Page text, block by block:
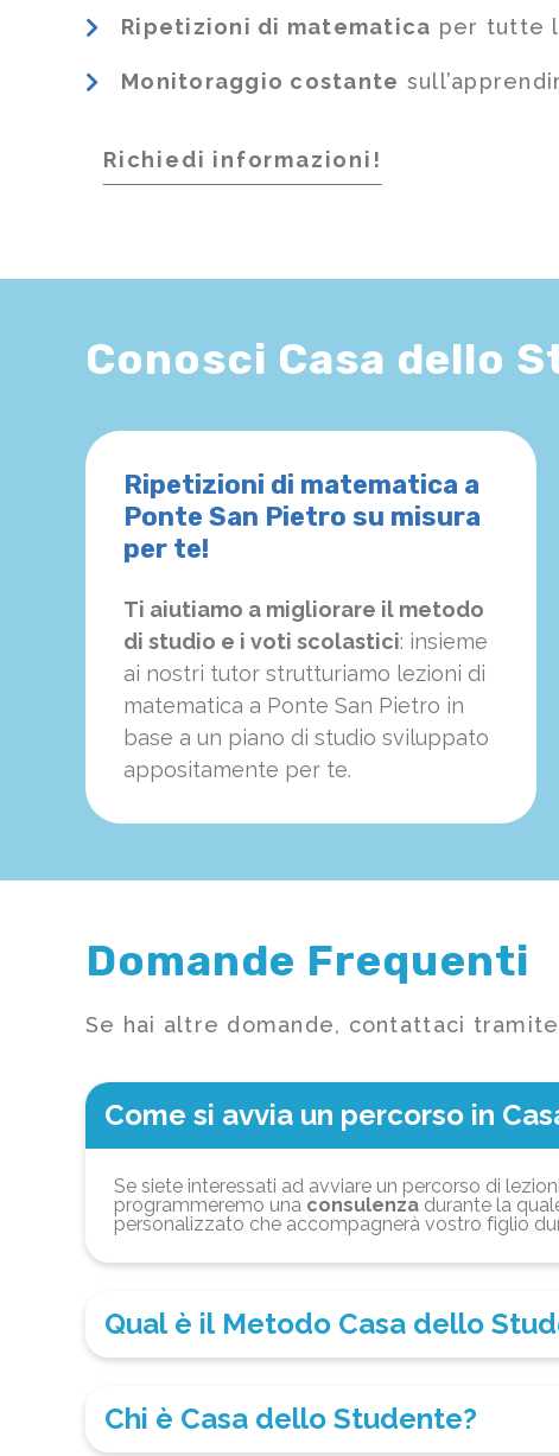
Ripetizioni di matematica per tutte
Monitoraggio costante
Richiedi informazioni!
Conosci Casa dello
Ripetizioni di matematica a
Ponte San Pietro su misura
per te!
Ti aiutiamo a migliorare il metodo
di studio e i voti scolastici: insieme
ai nostri tutor strutturiamo lezioni di
matematica a Ponte San Pietro in
base a un piano di studio sviluppato
appositamente per te.
Domande Frequenti
Se hai altre domande, contattaci
Come si avvia un percorso in
Se siete interessati ad avviare un percorso di
programmeremo una consulenza durante la
personalizzato che accompagnerà vostro figlio
Qual è il Metodo Casa dello
Chi è Casa dello Studente?